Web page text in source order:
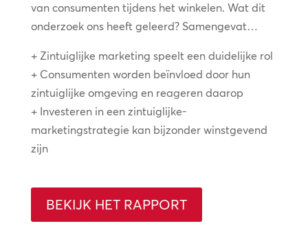
van consumenten tijdens het winkelen. Wat dit
onderzoek ons heeft geleerd? Samengevat…
+ Zintuiglijke marketing speelt een duidelijke rol
+ Consumenten worden beïnvloed door hun
zintuiglijke omgeving en reageren daarop
+ Investeren in een zintuiglijke-
marketingstrategie kan bijzonder winstgevend
zijn
BEKIJK HET RAPPORT